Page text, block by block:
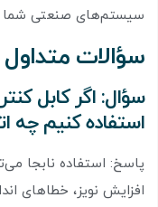
سیستم‌های صنعتی
سؤالات متداول
سؤال: اگر کابل
استفاده کنیم چه
پاسخ: استفاده نابجا
افزایش نویز، خطاهای